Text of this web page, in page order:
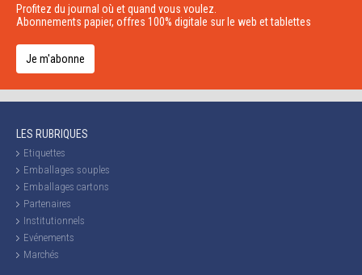
Profitez du journal où et quand vous voulez.
Abonnements papier, offres 100% digitale sur le web et tablettes
Je m'abonne
LES RUBRIQUES
Etiquettes
Emballages souples
Emballages cartons
Partenaires
Institutionnels
Evénements
Marchés